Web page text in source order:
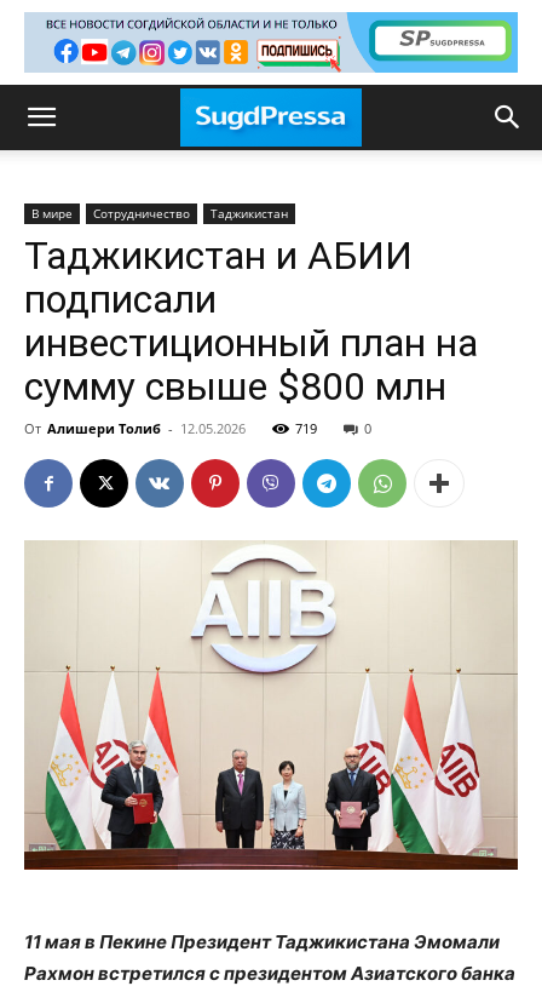
В мире Сотрудничество Таджикистан
Таджикистан и АБИИ
подписали
инвестиционный план на
сумму свыше $800 млн
От Алишери Толиб - 12.05.2026 719 0
11 мая в Пекине Президент Таджикистана Эмомали
Рахмон встретился с президентом Азиатского банка